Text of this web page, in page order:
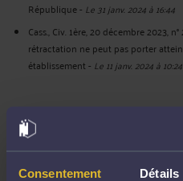
Consentement Détails
République- Le 31 janv. 2024 à 16:44
Cass., Civ. 1ère, 20 décembre 2023,
rétractation ne peut pas porter
établissement- Le 11 janv. 2024 à 10:24
Derniers